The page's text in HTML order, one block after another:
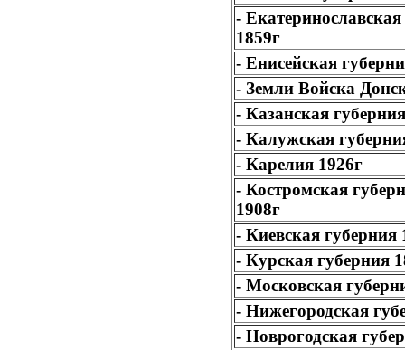
-
1859г
- Енисейская
- Земли Войска
- Казанская
- Калужская
- Карелия 1926г
- Костромская
1908г
- Киевская губерния
- Курская губерния
- Московская
- Нижегородская
- Новрогодская